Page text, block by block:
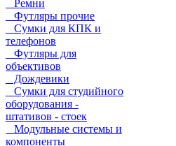
Ремни
Футляры прочие
Сумки для КПК и
телефонов
Футляры для
объективов
Дождевики
Сумки для студийного
оборудования -
штативов - стоек
Модульные системы и
компоненты